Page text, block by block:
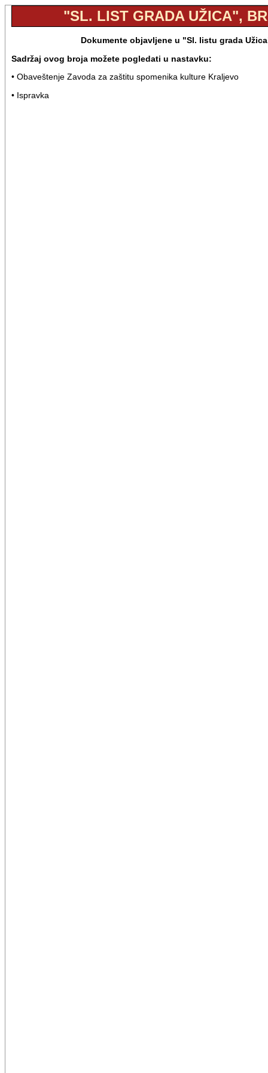
"SL. LIST GRADA UŽICA",
Dokumente objavljene u "Sl. listu grada
Sadržaj ovog broja možete pogledati u nastavku:
• Obaveštenje Zavoda za zaštitu spomenika kulture Kraljevo
• Ispravka